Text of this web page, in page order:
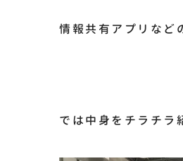
情報共有アプリなど
では中身をチラチラ